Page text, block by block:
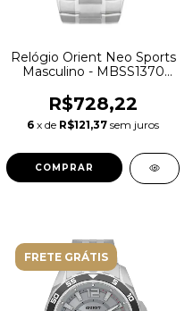
Relógio Orient Neo Sports
Masculino - MBSS1370
R$728,22
6 x de R$121,37 sem juros
FRETE GRÁTIS